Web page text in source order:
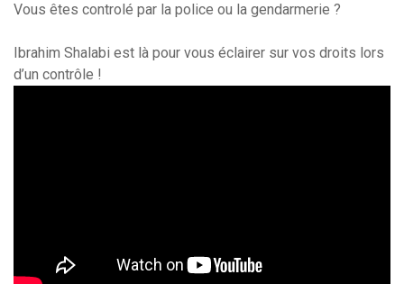
Vous êtes controlé par la police ou la gendarmerie ?
Ibrahim Shalabi est là pour vous éclairer sur vos droits lors
d’un contrôle !